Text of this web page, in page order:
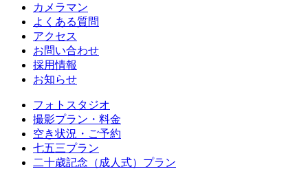
カメラマン
よくある質問
アクセス
お問い合わせ
採用情報
お知らせ
フォトスタジオ
撮影プラン・料金
空き状況・ご予約
七五三プラン
二十歳記念（成人式）プラン